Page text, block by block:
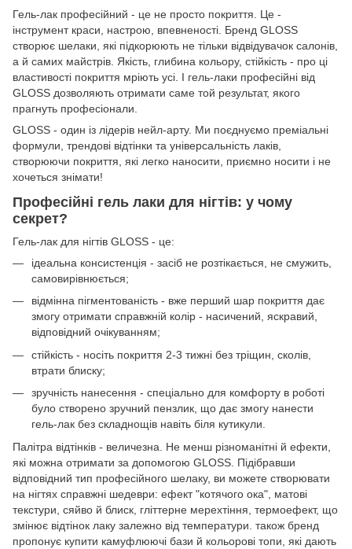
Гель-лак професійний - це не просто покриття. Це -
інструмент краси, настрою, впевненості. Бренд GLOSS
створює шелаки, які підкорюють не тільки відвідувачок салонів,
а й самих майстрів. Якість, глибина кольору, стійкість - про ці
властивості покриття мріють усі. І гель-лаки професійні від
GLOSS дозволяють отримати саме той результат, якого
прагнуть професіонали.
GLOSS - один із лідерів нейл-арту. Ми поєднуємо преміальні
формули, трендові відтінки та універсальність лаків,
створюючи покриття, які легко наносити, приємно носити і не
хочеться знімати!
Професійні гель лаки для нігтів: у чому
секрет?
Гель-лак для нігтів GLOSS - це:
ідеальна консистенція - засіб не розтікається, не смужить,
самовирівнюється;
відмінна пігментованість - вже перший шар покриття дає
змогу отримати справжній колір - насичений, яскравий,
відповідний очікуванням;
стійкість - носіть покриття 2-3 тижні без тріщин, сколів,
втрати блиску;
зручність нанесення - спеціально для комфорту в роботі
було створено зручний пензлик, що дає змогу нанести
гель-лак без складнощів навіть біля кутикули.
Палітра відтінків - величезна. Не менш різноманітні й ефекти,
які можна отримати за допомогою GLOSS. Підібравши
відповідний тип професійного шелаку, ви можете створювати
на нігтях справжні шедеври: ефект "котячого ока", матові
текстури, сяйво й блиск, гліттерне мерехтіння, термоефект, що
змінює відтінок лаку залежно від температури. також бренд
пропонує купити камуфлюючі бази й кольорові топи, які дають